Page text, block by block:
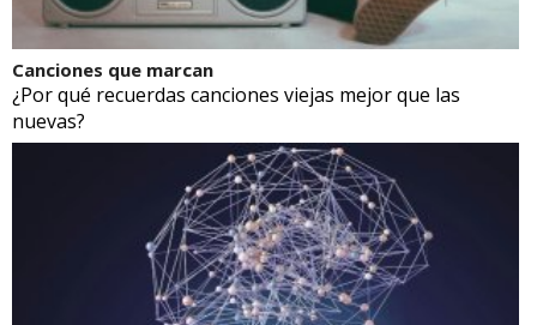
Canciones que marcan
¿Por qué recuerdas canciones viejas mejor que las
nuevas?